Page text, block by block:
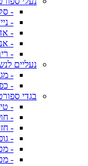
-
-
-
-
-
נעליים
-
-
בגדי
-
-
-
-
-
-